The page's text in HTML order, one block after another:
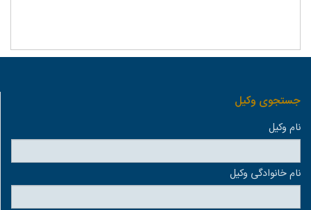
جستجوی وكيل
نام وكيل
نام خانوادگی وكيل